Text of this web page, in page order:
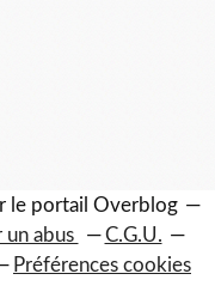
le portail Overblog
un abus
C.G.U.
Préférences cookies